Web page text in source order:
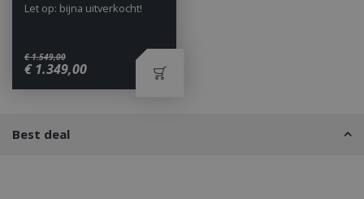
€ 1.549,00
€ 1.349,00
Let op: bijna uitverkocht!
Best deal 1 dag